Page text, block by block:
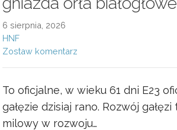
6 sierpnia, 2026
HNF
Zostaw komentarz
To oficjalne, w wieku 61 dni E23
gałęzie dzisiaj rano. Rozwój
milowy w rozwoju…